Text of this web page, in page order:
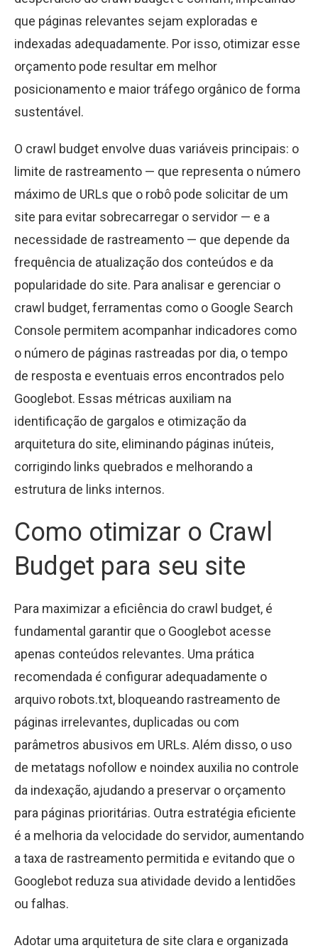
que páginas relevantes sejam exploradas e
indexadas adequadamente. Por isso, otimizar esse
orçamento pode resultar em melhor
posicionamento e maior tráfego orgânico de forma
sustentável.
O crawl budget envolve duas variáveis principais: o
limite de rastreamento — que representa o número
máximo de URLs que o robô pode solicitar de um
site para evitar sobrecarregar o servidor — e a
necessidade de rastreamento — que depende da
frequência de atualização dos conteúdos e da
popularidade do site. Para analisar e gerenciar o
crawl budget, ferramentas como o Google Search
Console permitem acompanhar indicadores como
o número de páginas rastreadas por dia, o tempo
de resposta e eventuais erros encontrados pelo
Googlebot. Essas métricas auxiliam na
identificação de gargalos e otimização da
arquitetura do site, eliminando páginas inúteis,
corrigindo links quebrados e melhorando a
estrutura de links internos.
Como otimizar o Crawl
Budget para seu site
Para maximizar a eficiência do crawl budget, é
fundamental garantir que o Googlebot acesse
apenas conteúdos relevantes. Uma prática
recomendada é configurar adequadamente o
arquivo robots.txt, bloqueando rastreamento de
páginas irrelevantes, duplicadas ou com
parâmetros abusivos em URLs. Além disso, o uso
de metatags nofollow e noindex auxilia no controle
da indexação, ajudando a preservar o orçamento
para páginas prioritárias. Outra estratégia eficiente
é a melhoria da velocidade do servidor, aumentando
a taxa de rastreamento permitida e evitando que o
Googlebot reduza sua atividade devido a lentidões
ou falhas.
Adotar uma arquitetura de site clara e organizada